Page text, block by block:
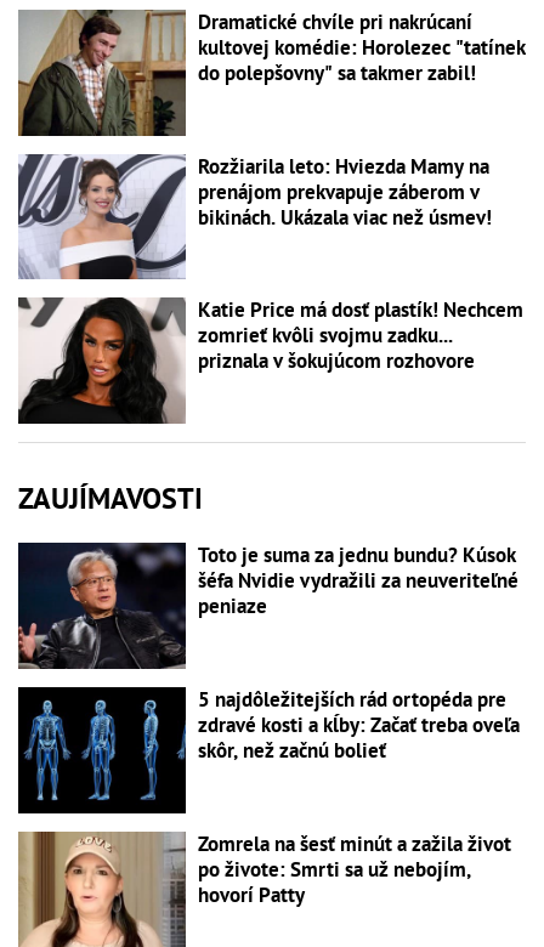
Dramatické chvíle pri nakrúcaní
kultovej komédie: Horolezec "tatínek
do polepšovny" sa takmer zabil!
Rozžiarila leto: Hviezda Mamy na
prenájom prekvapuje záberom v
bikinách. Ukázala viac než úsmev!
Katie Price má dosť plastík! Nechcem
zomrieť kvôli svojmu zadku...
priznala v šokujúcom rozhovore
ZAUJÍMAVOSTI
Toto je suma za jednu bundu? Kúsok
šéfa Nvidie vydražili za neuveriteľné
peniaze
5 najdôležitejších rád ortopéda pre
zdravé kosti a kĺby: Začať treba oveľa
skôr, než začnú bolieť
Zomrela na šesť minút a zažila život
po živote: Smrti sa už nebojím,
hovorí Patty